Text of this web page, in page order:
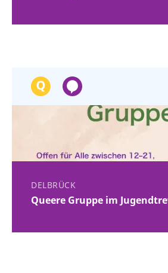
DELBRÜCK
Queere Gruppe im